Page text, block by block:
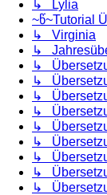
↳ Lylia
~წ~Tutorial
↳ Virginia
↳
↳
↳
↳
↳
↳
↳
↳
↳
↳